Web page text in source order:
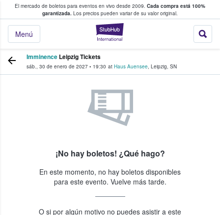
El mercado de boletos para eventos en vivo desde 2009. Cada compra está 100%
garantizada. Los precios pueden variar de su valor original.
StubHub: donde
Menú
fans compran y venden boletos
Imminence Leipzig Tickets
sáb., 30 de enero de 2027 • 19:30 at Haus Auensee, Leipzig, SN
¡No hay boletos! ¿Qué hago?
En este momento, no hay boletos disponibles
para este evento. Vuelve más tarde.
O si por algún motivo no puedes asistir a este